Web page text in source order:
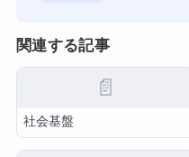
関連する記事
📄
社会基盤